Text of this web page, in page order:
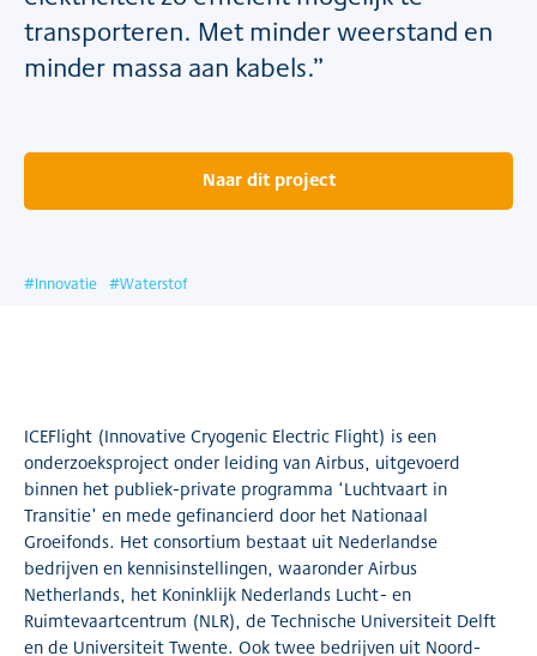
transporteren. Met minder weerstand en
minder massa aan kabels.”
Naar dit project
#Innovatie #Waterstof
ICEFlight (Innovative Cryogenic Electric Flight) is een
onderzoeksproject onder leiding van Airbus, uitgevoerd
binnen het publiek-private programma ‘Luchtvaart in
Transitie’ en mede gefinancierd door het Nationaal
Groeifonds. Het consortium bestaat uit Nederlandse
bedrijven en kennisinstellingen, waaronder Airbus
Netherlands, het Koninklijk Nederlands Lucht- en
Ruimtevaartcentrum (NLR), de Technische Universiteit Delft
en de Universiteit Twente. Ook twee bedrijven uit Noord-